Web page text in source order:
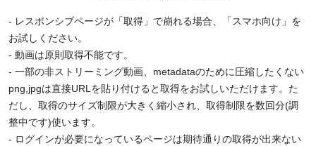
- レスポンシブページが「取得」で崩れる場合、「スマホ向け」を
お試しください。
- 動画は原則取得不能です。
- 一部の非ストリーミング動画、metadataのために圧縮したくない
png,jpgは直接URLを貼り付けると取得をお試しいただけます。た
だし、取得のサイズ制限が大きく縮小され、取得制限を数回分(調
整中です)使います。
- ログインが必要になっているページは期待通りの取得が出来ない